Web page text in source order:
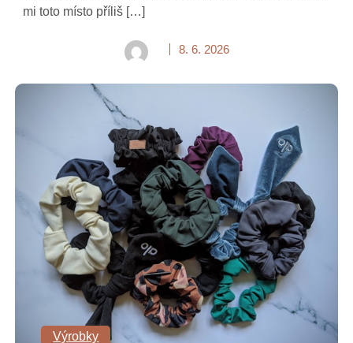
mi toto místo příliš […]
8. 6. 2026
Výrobky